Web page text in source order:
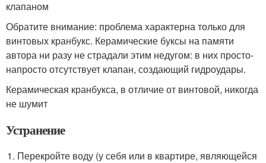
клапаном
Обратите внимание: проблема характерна только для
винтовых кранбукс. Керамические буксы на памяти
автора ни разу не страдали этим недугом: в них просто-
напросто отсутствует клапан, создающий гидроудары.
Керамическая кранбукса, в отличие от винтовой, никогда
не шумит
Устранение
Перекройте воду (у себя или в квартире, являющейся